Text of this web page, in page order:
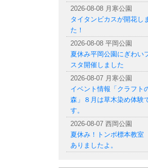
2026-08-08 月寒公園
タイタンビカスが開花し
た！
2026-08-08 平岡公園
夏休み平岡公園にぎわい
スタ開催しました
2026-08-07 月寒公園
イベント情報「クラフト
森」８月は草木染め体験
す。
2026-08-07 西岡公園
夏休み！トンボ標本教
ありましたよ。